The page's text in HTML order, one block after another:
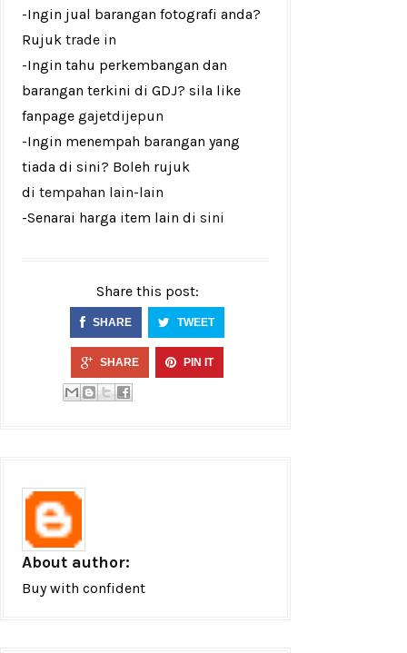
-Ingin jual barangan fotografi anda?
Rujuk trade in
-Ingin tahu perkembangan dan
barangan terkini di GDJ? sila like
fanpage gajetdijepun
-Ingin menempah barangan yang
tiada di sini? Boleh rujuk
di tempahan lain-lain
-Senarai harga item lain di sini
Share this post:
SHARE TWEET
SHARE PIN IT
About author:
Buy with confident